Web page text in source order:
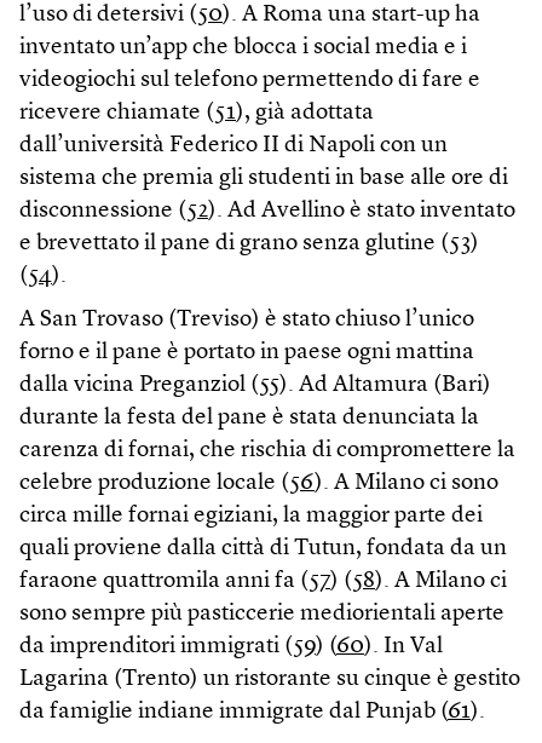
l’uso di detersivi ( 50). A Roma una start-up ha
inventato un’app che blocca i social media e i
videogiochi sul telefono permettendo di fare e
ricevere chiamate ( 51), già adottata
dall’università Federico II di Napoli con un
sistema che premia gli studenti in base alle ore di
disconnessione ( 52). Ad Avellino è stato inventato
e brevettato il pane di grano senza glutine ( 53)
( 54).
A San Trovaso (Treviso) è stato chiuso l’unico
forno e il pane è portato in paese ogni mattina
dalla vicina Preganziol ( 55). Ad Altamura (Bari)
durante la festa del pane è stata denunciata la
carenza di fornai, che rischia di compromettere la
celebre produzione locale ( 56). A Milano ci sono
circa mille fornai egiziani, la maggior parte dei
quali proviene dalla città di Tutun, fondata da un
faraone quattromila anni fa ( 57) ( 58). A Milano ci
sono sempre più pasticcerie mediorientali aperte
da imprenditori immigrati ( 59) (60). In Val
Lagarina (Trento) un ristorante su cinque è gestito
da famiglie indiane immigrate dal Punjab (61).